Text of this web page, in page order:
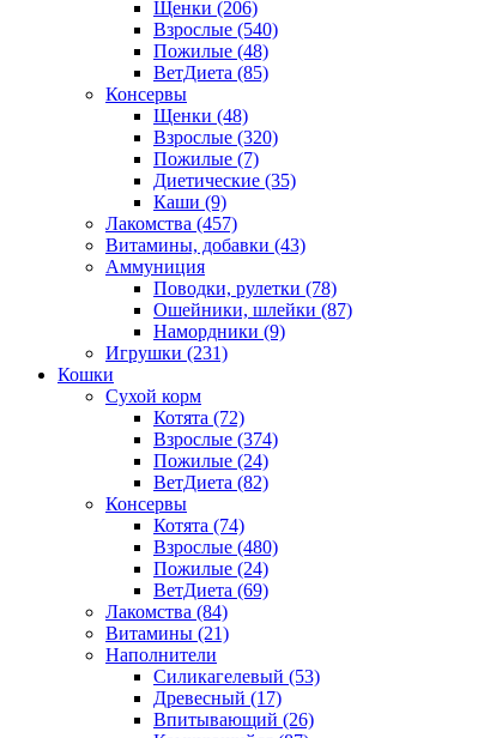
Щенки (206)
Взрослые (540)
Пожилые (48)
ВетДиета (85)
Консервы
Щенки (48)
Взрослые (320)
Пожилые (7)
Диетические (35)
Каши (9)
Лакомства (457)
Витамины, добавки (43)
Аммуниция
Поводки, рулетки (78)
Ошейники, шлейки (87)
Намордники (9)
Игрушки (231)
Кошки
Сухой корм
Котята (72)
Взрослые (374)
Пожилые (24)
ВетДиета (82)
Консервы
Котята (74)
Взрослые (480)
Пожилые (24)
ВетДиета (69)
Лакомства (84)
Витамины (21)
Наполнители
Силикагелевый (53)
Древесный (17)
Впитывающий (26)